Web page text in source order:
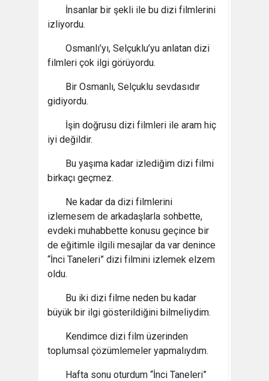
İnsanlar bir şekli ile bu dizi filmlerini
izliyordu.
Osmanlı’yı, Selçuklu’yu anlatan dizi
filmleri çok ilgi görüyordu.
Bir Osmanlı, Selçuklu sevdasıdır
gidiyordu.
İşin doğrusu dizi filmleri ile aram hiç
iyi değildir.
Bu yaşıma kadar izlediğim dizi filmi
birkaçı geçmez.
Ne kadar da dizi filmlerini
izlemesem de arkadaşlarla sohbette,
evdeki muhabbette konusu geçince bir
de eğitimle ilgili mesajlar da var denince
“İnci Taneleri” dizi filmini izlemek elzem
oldu.
Bu iki dizi filme neden bu kadar
büyük bir ilgi gösterildiğini bilmeliydim.
Kendimce dizi film üzerinden
toplumsal çözümlemeler yapmalıydım.
Hafta sonu oturdum “İnci Taneleri”